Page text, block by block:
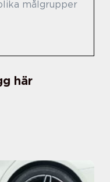
målgrupper
här